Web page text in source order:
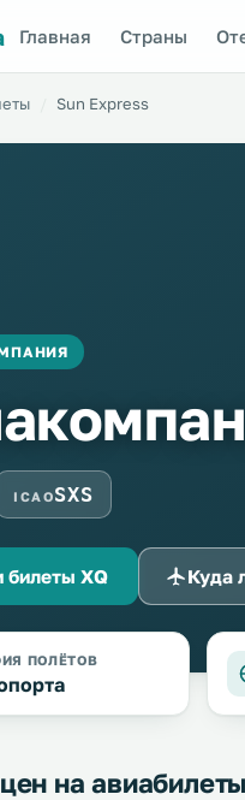
Главная Страны
Sun Express
ICAOSXS
билеты XQ Куда
ПОЛЁТОВ
на авиабилеты